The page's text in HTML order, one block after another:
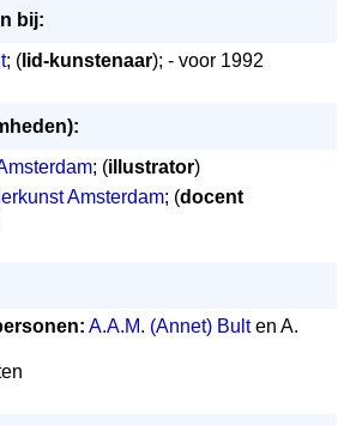
bij:
; ( lid-kunstenaar); - voor 1992
; (illustrator)
Amsterdam; (docent
A.A.M. (Annet) Bulten A.